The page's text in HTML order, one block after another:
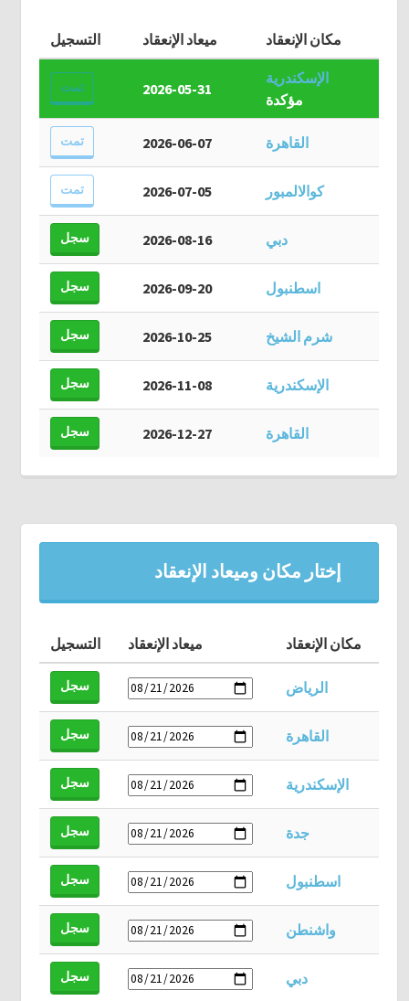
مكان الإنعقاد ميعاد الإنعقاد التسجيل
الإسكندرية
مؤكدة
2026-05-31 تمت
القاهرة 2026-06-07 تمت
كوالالمبور 2026-07-05 تمت
دبي 2026-08-16 سجل
اسطنبول 2026-09-20 سجل
شرم الشيخ 2026-10-25 سجل
الإسكندرية 2026-11-08 سجل
القاهرة 2026-12-27 سجل
إختار مكان وميعاد الإنعقاد
مكان الإنعقاد ميعاد الإنعقاد التسجيل
الرياض سجل
القاهرة سجل
الإسكندرية سجل
جدة سجل
اسطنبول سجل
واشنطن سجل
دبي سجل